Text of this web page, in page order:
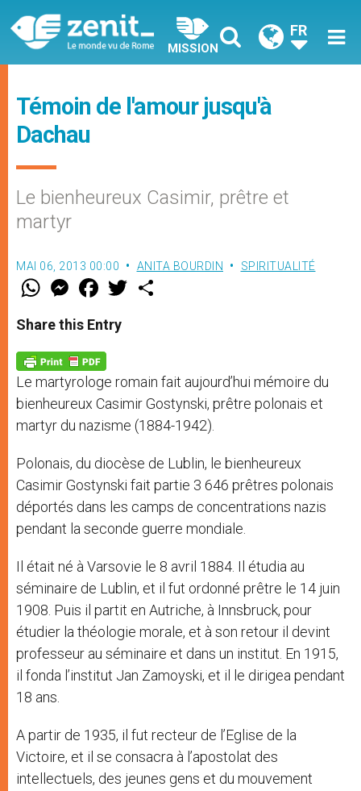
MISSION
FR
Témoin de l'amour jusqu'à
Dachau
Le bienheureux Casimir, prêtre et
martyr
MAI 06, 2013 00:00 ANITA BOURDIN SPIRITUALITÉ
W
t
s
p
p
M
e
s
e
g
e
r
F
a
e
b
o
k
w
Share this Entry
Le martyrologe romain fait aujourd’hui mémoire du
bienheureux Casimir Gostynski, prêtre polonais et
martyr du nazisme (1884-1942).
Polonais, du diocèse de Lublin, le bienheureux
Casimir Gostynski fait partie 3 646 prêtres polonais
déportés dans les camps de concentrations nazis
pendant la seconde guerre mondiale.
Il était né à Varsovie le 8 avril 1884. Il étudia au
séminaire de Lublin, et il fut ordonné prêtre le 14 juin
1908. Puis il partit en Autriche, à Innsbruck, pour
étudier la théologie morale, et à son retour il devint
professeur au séminaire et dans un institut. En 1915,
il fonda l’institut Jan Zamoyski, et il le dirigea pendant
18 ans.
A partir de 1935, il fut recteur de l’Eglise de la
Victoire, et il se consacra à l’apostolat des
intellectuels, des jeunes gens et du mouvement